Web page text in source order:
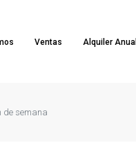
Ventas Alquiler Anual
de semana